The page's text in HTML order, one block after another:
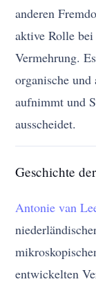
anderen
aktive Rolle
Vermehrung.
organische und
aufnimmt und
ausscheidet.
Geschichte
Antonie van
entwickelten